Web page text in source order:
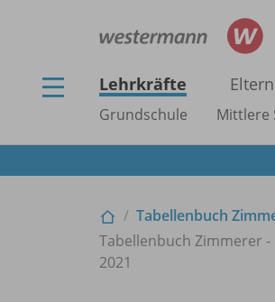
Lehrkräfte
Grundschule Mittlere
Tabellenbuch
Tabellenbuch Zimmerer
2021